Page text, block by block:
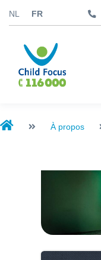
NL FR
À propos